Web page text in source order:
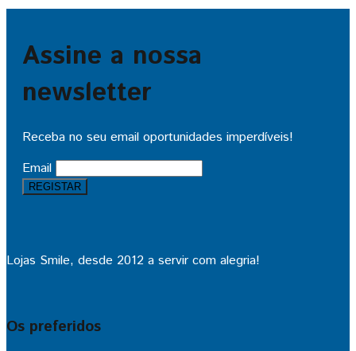
Assine a nossa
newsletter
Receba no seu email oportunidades imperdíveis!
Email
Lojas Smile, desde 2012 a servir com alegria!
Os preferidos